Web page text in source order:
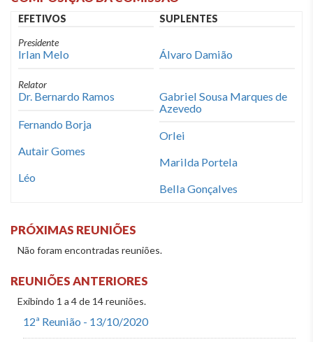
EFETIVOS
SUPLENTES
Presidente
Irlan Melo Álvaro Damião
Relator
Dr. Bernardo Ramos
Gabriel Sousa Marques de
Azevedo
Fernando Borja
Orlei
Autair Gomes
Marilda Portela
Léo
Bella Gonçalves
PRÓXIMAS REUNIÕES
Não foram encontradas reuniões.
REUNIÕES ANTERIORES
Exibindo 1 a 4 de 14 reuniões.
12ª Reunião - 13/10/2020